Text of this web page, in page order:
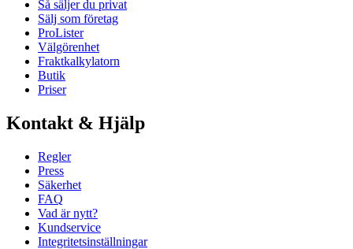
Så säljer du privat
Sälj som företag
ProLister
Välgörenhet
Fraktkalkylatorn
Butik
Priser
Kontakt & Hjälp
Regler
Press
Säkerhet
FAQ
Vad är nytt?
Kundservice
Integritetsinställningar